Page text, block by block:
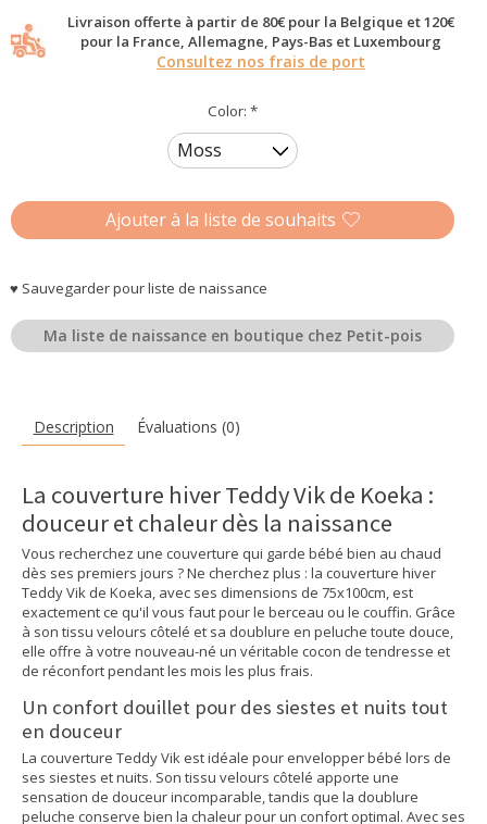
Livraison offerte à partir de 80€ pour la Belgique et 120€
pour la France, Allemagne, Pays-Bas et Luxembourg
Consultez nos frais de port
Color: *
Ajouter à la liste de souhaits
♥ Sauvegarder pour liste de naissance
Ma liste de naissance en boutique chez Petit-pois
Description Évaluations (0)
La couverture hiver Teddy Vik de Koeka :
douceur et chaleur dès la naissance
Vous recherchez une couverture qui garde bébé bien au chaud
dès ses premiers jours ? Ne cherchez plus : la couverture hiver
Teddy Vik de Koeka, avec ses dimensions de 75x100cm, est
exactement ce qu'il vous faut pour le berceau ou le couffin. Grâce
à son tissu velours côtelé et sa doublure en peluche toute douce,
elle offre à votre nouveau-né un véritable cocon de tendresse et
de réconfort pendant les mois les plus frais.
Un confort douillet pour des siestes et nuits tout
en douceur
La couverture Teddy Vik est idéale pour envelopper bébé lors de
ses siestes et nuits. Son tissu velours côtelé apporte une
sensation de douceur incomparable, tandis que la doublure
peluche conserve bien la chaleur pour un confort optimal. Avec ses